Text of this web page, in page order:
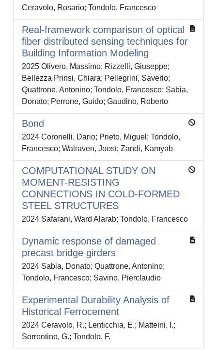
Ceravolo, Rosario; Tondolo, Francesco
Real-framework comparison of optical
fiber distributed sensing techniques for
Building Information Modeling
2025 Olivero, Massimo; Rizzelli, Giuseppe;
Bellezza Prinsi, Chiara; Pellegrini, Saverio;
Quattrone, Antonino; Tondolo, Francesco; Sabia,
Donato; Perrone, Guido; Gaudino, Roberto
Bond
2024 Coronelli, Dario; Prieto, Miguel; Tondolo,
Francesco; Walraven, Joost; Zandi, Kamyab
COMPUTATIONAL STUDY ON
MOMENT-RESISTING
CONNECTIONS IN COLD-FORMED
STEEL STRUCTURES
2024 Safarani, Ward Alarab; Tondolo, Francesco
Dynamic response of damaged
precast bridge girders
2024 Sabia, Donato; Quattrone, Antonino;
Tondolo, Francesco; Savino, Pierclaudio
Experimental Durability Analysis of
Historical Ferrocement
2024 Ceravolo, R.; Lenticchia, E.; Matteini, I.;
Sorrentino, G.; Tondolo, F.